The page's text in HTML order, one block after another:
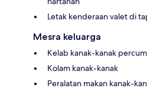
Letak kenderaan valet di
Mesra keluarga
Kelab kanak-kanak
Kolam kanak-kanak
Peralatan makan kanak-